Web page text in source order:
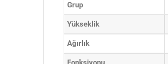
Grup
Yükseklik
Ağırlık